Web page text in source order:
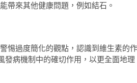
帶來其他健康問題，例如結石。
惕過度簡化的觀點，認識到維生素的作
發病機制中的確切作用，以更全面地理